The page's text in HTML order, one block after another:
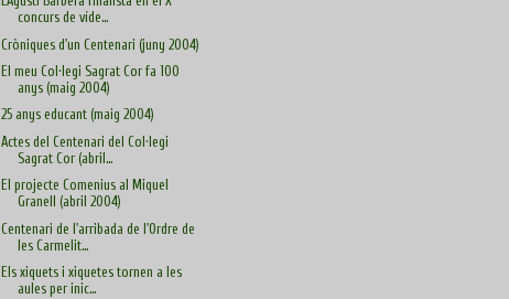
concurs de víde...
Cròniques d'un Centenari (juny 2004)
El meu Col·legi Sagrat Cor fa 100
anys (maig 2004)
25 anys educant (maig 2004)
Actes del Centenari del Col·legi
Sagrat Cor (abril...
El projecte Comenius al Miquel
Granell (abril 2004)
Centenari de l'arribada de l'Ordre de
les Carmelit...
Els xiquets i xiquetes tornen a les
aules per inic...